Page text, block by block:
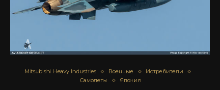
Mitsubishi Heavy Industries Военные
Истребители
Самолеты
Япония